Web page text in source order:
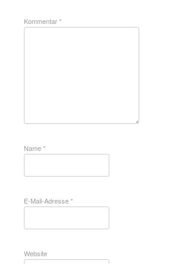
Kommentar*
Name*
E-Mail-Adresse*
Website